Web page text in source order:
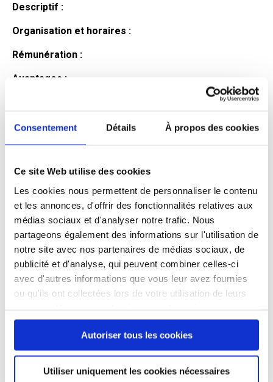
Consentement Détails À propos des cookies
Ce site Web utilise des cookies
Les cookies nous permettent de personnaliser le contenu
et les annonces, d'offrir des fonctionnalités relatives aux
médias sociaux et d'analyser notre trafic. Nous
partageons également des informations sur l'utilisation de
notre site avec nos partenaires de médias sociaux, de
publicité et d'analyse, qui peuvent combiner celles-ci
avec d'autres informations que vous leur avez fournies
ou qu'ils ont collectées lors de votre utilisation de leurs
continuez à utiliser notre site Web.
Autoriser tous les cookies
Utiliser uniquement les cookies nécessaires
Descriptif :
Organisation et horaires :
Rémunération :
Avantages :
Profil du
candidat
Qualifications et diplômes :
Profil recherché :
Expérience :
Processus
de
recrutement